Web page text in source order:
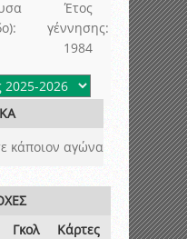
Έτος
γέννησης:
1984
κάποιον αγώνα
Γκολ
Κάρτες